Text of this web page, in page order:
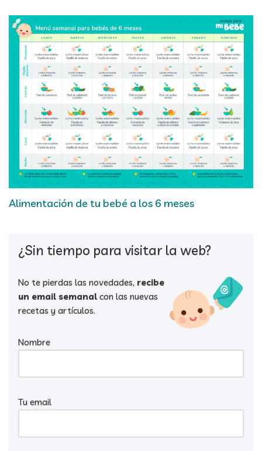
Alimentación de tu bebé a los 6 meses
¿Sin tiempo para visitar la web?
No te pierdas las novedades, recibe
un email semanal con las nuevas
recetas y artículos.
Nombre
Tu email